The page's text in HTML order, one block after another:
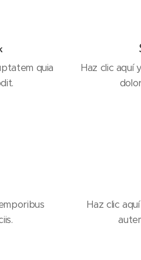
quia
Haz clic aquí
Haz clic